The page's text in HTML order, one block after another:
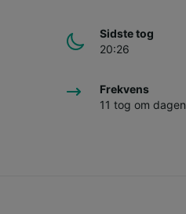
Sidste tog
20:26
Frekvens
11 tog om dagen